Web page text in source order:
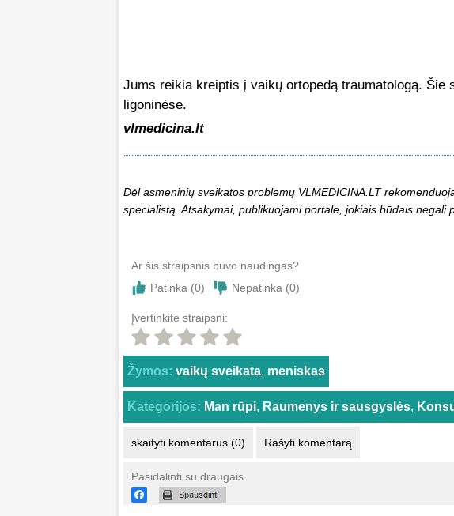
Jums reikia kreiptis į vaikų ortopedą traumatologą. Šie
ligoninėse.
vlmedicina.lt
Dėl asmeninių sveikatos problemų VLMEDICINA.LT
specialistą. Atsakymai, publikuojami portale, jokiais būdais negali
Ar šis straipsnis buvo naudingas?
Patinka (0) Nepatinka (0)
Įvertinkite straipsni:
Žymos: vaikų sveikata, meniskas
Kategorijos: Man rūpi, Raumenys ir sausgyslės,
skaityti komentarus (0) Rašyti komentarą
Pasidalinti su draugais